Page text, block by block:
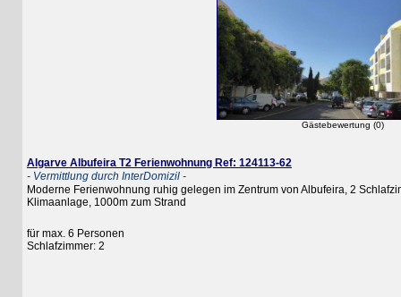
Gästebewertung (0)
Algarve Albufeira T2 Ferienwohnung Ref: 124113-62
- Vermittlung durch InterDomizil -
Moderne Ferienwohnung ruhig gelegen im Zentrum von Albufeira, 2
Klimaanlage, 1000m zum Strand
für max. 6 Personen
Schlafzimmer: 2